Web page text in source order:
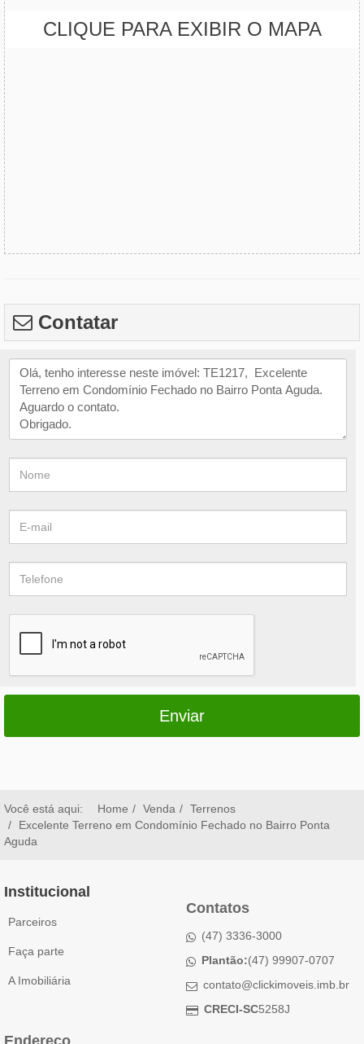
CLIQUE PARA EXIBIR O MAPA
Contatar
Enviar
Você está aqui: Home Venda
Terrenos
Excelente Terreno em Condomínio Fechado no Bairro Ponta
Aguda
Institucional
Parceiros
Faça parte
A Imobiliária
Contatos
(47) 3336-3000
Plantão:(47) 99907-0707
contato@clickimoveis.imb.br
CRECI-SC5258J
Endereço